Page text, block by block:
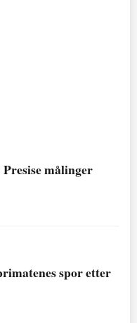
målinger
spor etter